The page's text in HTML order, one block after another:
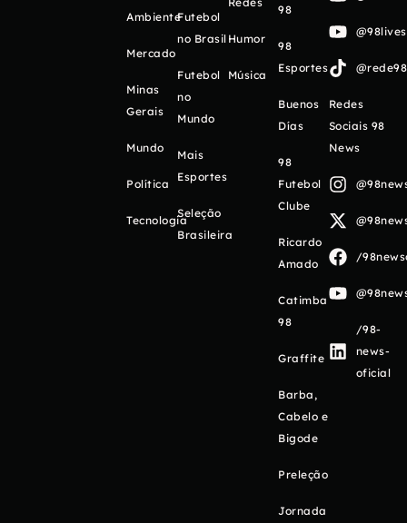
Ambiente
Mercado
Minas
Gerais
Mundo
Política
Tecnologia
Futebol
no Brasil
Futebol
no
Mundo
Mais
Esportes
Seleção
Brasileira
Humor
Música
98
98
Esportes
Buenos
Días
98
Futebol
Clube
Ricardo
Amado
Catimba
98
Graffite
Barba,
Cabelo e
Bigode
Preleção
Jornada
Redes
Sociais 98
News
/
/98-
news-
oficial